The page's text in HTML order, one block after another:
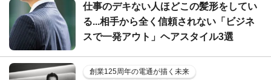
仕事のデキない人ほどこの髪形をしてい
る...相手から全く信頼されない「ビジネ
スで一発アウト」ヘアスタイル3選
創業125周年の電通が描く未来